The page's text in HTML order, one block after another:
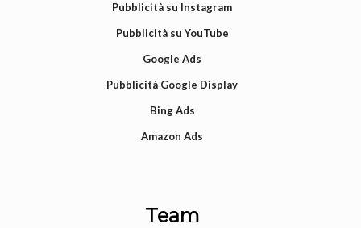
Pubblicità su Instagram
Pubblicità su YouTube
Google Ads
Pubblicità Google Display
Bing Ads
Amazon Ads
Team